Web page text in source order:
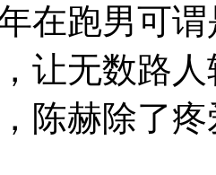
在跑男可
让无数路
陈赫除了